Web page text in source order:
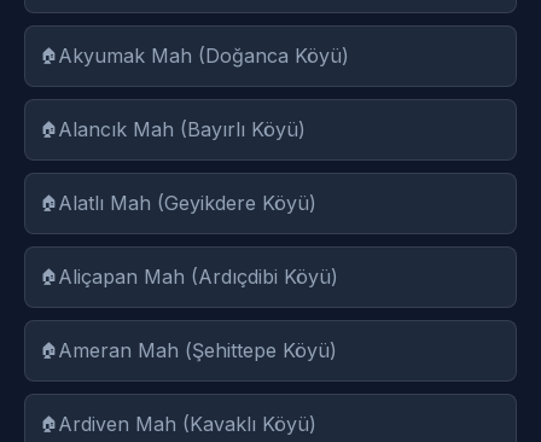
Akyumak Mah (Doğanca Köyü)
Alancık Mah (Bayırlı Köyü)
Alatlı Mah (Geyikdere Köyü)
Aliçapan Mah (Ardıçdibi Köyü)
Ameran Mah (Şehittepe Köyü)
Ardiven Mah (Kavaklı Köyü)